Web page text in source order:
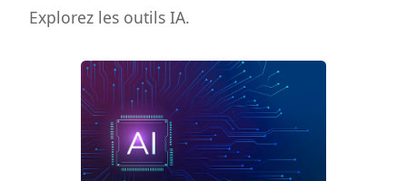
Explorez les outils IA.